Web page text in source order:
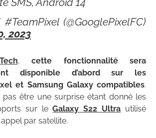
(@GooglePixelFC)
2023
, cette fonctionnalité sera
disponible d’abord sur les
et Samsung Galaxy compatibles.
pas être une surprise étant donné les
sur leGalaxy S22 Ultra utilisé
par satellite.